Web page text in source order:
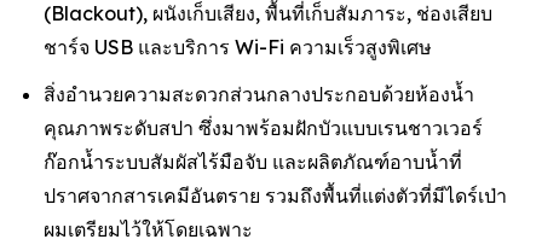
(Blackout), ผนังเก็บเสียง, พื้นที่เก็บสัมภาระ, ช่องเสียบ
ชาร์จ USB และบริการ Wi-Fi ความเร็วสูงพิเศษ
สิ่งอำนวยความสะดวกส่วนกลางประกอบด้วยห้องน้ำ
คุณภาพระดับสปา ซึ่งมาพร้อมฝักบัวแบบเรนชาวเวอร์
ก๊อกน้ำระบบสัมผัสไร้มือจับ และผลิตภัณฑ์อาบน้ำที่
ปราศจากสารเคมีอันตราย รวมถึงพื้นที่แต่งตัวที่มีไดร์เป่า
ผมเตรียมไว้ให้โดยเฉพาะ